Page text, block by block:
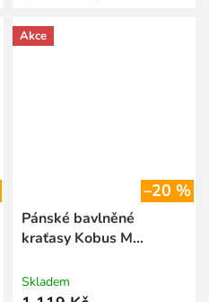
přírodního a vzdušného
materiálu,...
Akce
–20 %
Pánské bavlněné
kraťasy Kobus M
Skladem